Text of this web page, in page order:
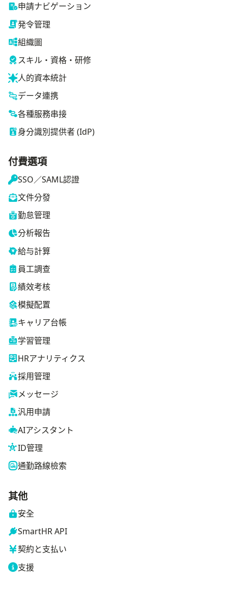
申請ナビゲーション
発令管理
組織圖
スキル・資格・研修
人的資本統計
データ連携
各種服務串接
身分識別提供者 (IdP)
付費選項
SSO／SAML認證
文件分發
勤怠管理
分析報告
給与計算
員工調查
績效考核
模擬配置
キャリア台帳
学習管理
HRアナリティクス
採用管理
メッセージ
汎用申請
AIアシスタント
ID管理
通勤路線檢索
其他
安全
SmartHR API
契約と支払い
支援